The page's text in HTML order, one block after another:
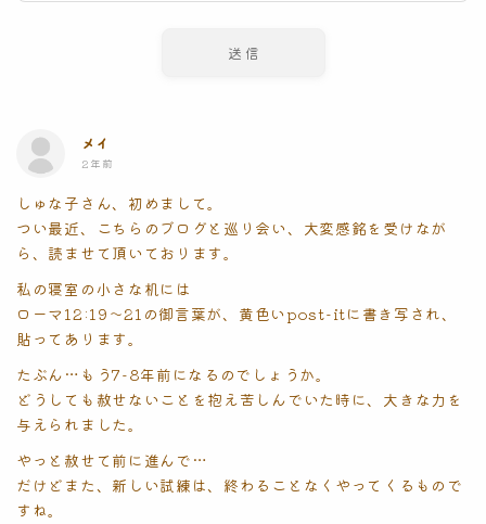
メイ
2年前
しゅな子さん、初めまして。
つい最近、こちらのブログと巡り会い、大変感銘を受けなが
ら、読ませて頂いております。
私の寝室の小さな机には
ローマ12:19〜21の御言葉が、黄色いpost-itに書き写され、
貼ってあります。
たぶん…もう7-8年前になるのでしょうか。
どうしても赦せないことを抱え苦しんでいた時に、大きな力を
与えられました。
やっと赦せて前に進んで…
だけどまた、新しい試練は、終わることなくやってくるもので
すね。